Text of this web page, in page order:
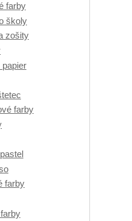
farby
školy
zošity
papier
farby
farby